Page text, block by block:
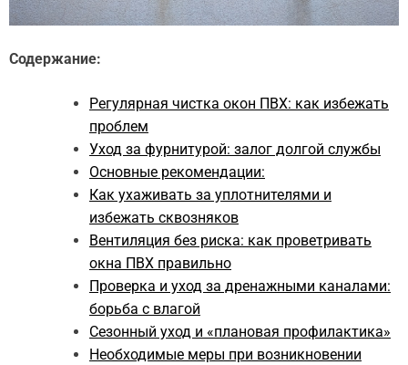
Содержание:
Регулярная чистка окон ПВХ: как избежать
проблем
Уход за фурнитурой: залог долгой службы
Основные рекомендации:
Как ухаживать за уплотнителями и
избежать сквозняков
Вентиляция без риска: как проветривать
окна ПВХ правильно
Проверка и уход за дренажными каналами:
борьба с влагой
Сезонный уход и «плановая профилактика»
Необходимые меры при возникновении